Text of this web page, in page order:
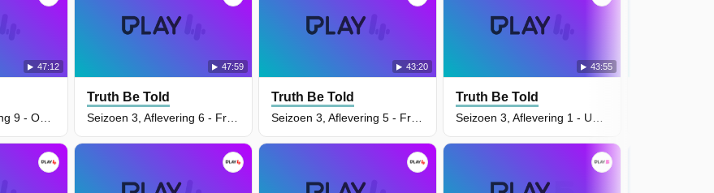
47:12 47:59
Truth Be Told
43:20
Truth Be Told
43:55
Truth Be Told